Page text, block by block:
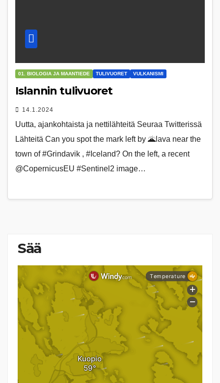
01. BIOLOGIA JA MAANTIEDE TULIVUORET VULKANISMI
Islannin tulivuoret
14.1.2024
Uutta, ajankohtaista ja nettilähteitä Seuraa Twitterissä
Lähteitä Can you spot the mark left by 🌋lava near the
town of #Grindavik , #Iceland? On the left, a recent
@CopernicusEU #Sentinel2 image…
Sää